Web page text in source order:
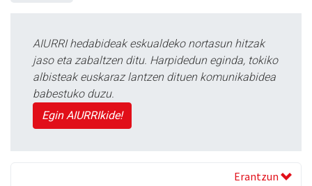
AIURRI hedabideak eskualdeko nortasun hitzak
jaso eta zabaltzen ditu. Harpidedun eginda, tokiko
albisteak euskaraz lantzen dituen komunikabidea
babestuko duzu.
Egin AIURRIkide!
Erantzun